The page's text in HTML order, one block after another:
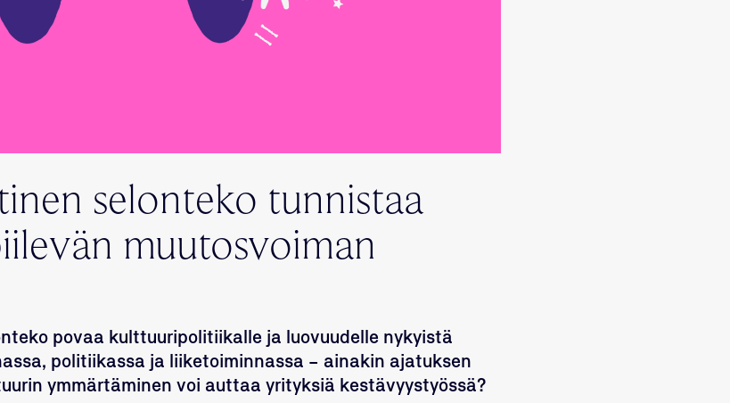
selonteko tunnistaa
muutosvoiman
povaa kulttuuripolitiikalle ja luovuudelle nykyistä
politiikassa ja liiketoiminnassa – ainakin ajatuksen
ymmärtäminen voi auttaa yrityksiä kestävyystyössä?